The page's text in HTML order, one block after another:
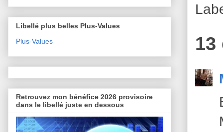
13
Libellé plus belles Plus-Values
Plus-Values
Retrouvez mon bénéfice 2026 provisoire
dans le libellé juste en dessous